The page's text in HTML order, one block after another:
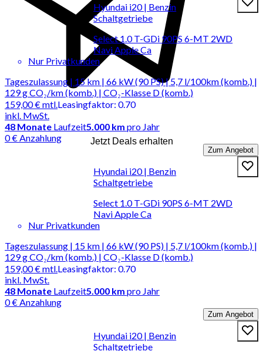
Jetzt Deals erhalten
Hyundai i20 | Benzin
Schaltgetriebe
Select 1.0 T-GDi 90PS 6-MT 2WD
Navi Apple Ca
Nur Privatkunden
Tageszulassung | 15 km | 66 kW (90 PS) | 5,7 l/100km (komb.) |
129 g CO₂/km (komb.) | CO₂-Klasse D (komb.)
159,00 €mtl.
inkl. MwSt.
Leasingfaktor: 0.70
48 Monate Laufzeit5.000 km pro Jahr
0 € Anzahlung
Zum Angebot
Hyundai i20 | Benzin
Schaltgetriebe
Select 1.0 T-GDi 90PS 6-MT 2WD
Navi Apple Ca
Nur Privatkunden
Tageszulassung | 15 km | 66 kW (90 PS) | 5,7 l/100km (komb.) |
129 g CO₂/km (komb.) | CO₂-Klasse D (komb.)
159,00 €mtl.
inkl. MwSt.
Leasingfaktor: 0.70
48 Monate Laufzeit5.000 km pro Jahr
0 € Anzahlung
Zum Angebot
Hyundai i20 | Benzin
Schaltgetriebe